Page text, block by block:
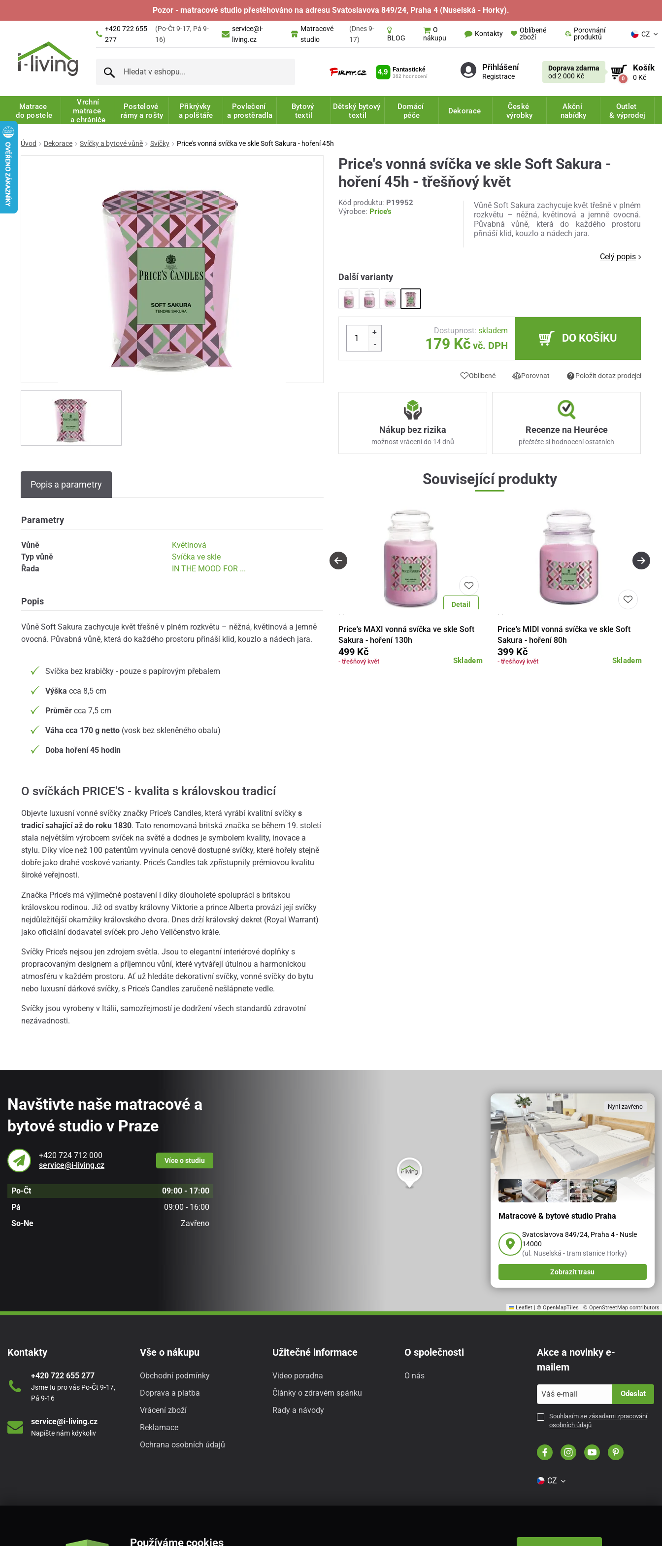
Pozor - matracové studio přestěhováno na adresu Svatoslavova 849/24, Praha 4 (Nuselská - Horky).
+420 722 655
277
(Po-Čt 9-17, Pá 9-
16)
service@i-
living.cz
Matracové
studio
(Dnes 9-
17)
BLOG
O
nákupu
Kontakty
Oblíbené
zboží
Porovnání
produktů
CZ
Přihlášení
Registrace
Doprava zdarma
od 2 000 Kč
0
Košík
0 Kč
Matrace
do postele
Vrchní
matrace
a chrániče
Postelové
rámy a rošty
Přikrývky
a polštáře
Povlečení
a prostěradla
Bytový
textil
Dětský bytový
textil
Domácí
péče
Dekorace
České
výrobky
Akční
nabídky
Outlet
& výprodej
Úvod Dekorace Svíčky a bytové vůně Svíčky Price's vonná svíčka ve skle Soft Sakura - hoření 45h
Popis a parametry
Parametry
Vůně
Květinová
Typ vůně
Svíčka ve skle
Řada
IN THE MOOD FOR ...
Popis
Vůně Soft Sakura zachycuje květ třešně v plném rozkvětu – něžná, květinová a jemně
ovocná. Půvabná vůně, která do každého prostoru přináší klid, kouzlo a nádech jara.
Svíčka bez krabičky - pouze s papírovým přebalem
Výška cca 8,5 cm
Průměrcca 7,5 cm
Váha cca 170 g netto(vosk bez skleněného obalu)
Doba hoření 45 hodin
O svíčkách PRICE'S - kvalita s královskou tradicí
Objevte luxusní vonné svíčky značky Price’s Candles, která vyrábí kvalitní svíčky s
tradicí sahající až do roku 1830. Tato renomovaná britská značka se během 19. století
stala největším výrobcem svíček na světě a dodnes je symbolem kvality, inovace a
stylu. Díky více než 100 patentům vyvinula cenově dostupné svíčky, které hořely stejně
dobře jako drahé voskové varianty. Price’s Candles tak zpřístupnily prémiovou kvalitu
široké veřejnosti.
Značka Price’s má výjimečné postavení i díky dlouholeté spolupráci s britskou
královskou rodinou. Již od svatby královny Viktorie a prince Alberta provází její svíčky
nejdůležitější okamžiky královského dvora. Dnes drží královský dekret (Royal Warrant)
jako oficiální dodavatel svíček pro Jeho Veličenstvo krále.
Svíčky Price’s nejsou jen zdrojem světla. Jsou to elegantní interiérové doplňky s
propracovaným designem a příjemnou vůní, které vytvářejí útulnou a harmonickou
atmosféru v každém prostoru. Ať už hledáte dekorativní svíčky, vonné svíčky do bytu
nebo luxusní dárkové svíčky, s Price’s Candles zaručeně nešlápnete vedle.
Svíčky jsou vyrobeny v Itálii, samozřejmostí je dodržení všech standardů zdravotní
nezávadnosti.
Price's vonná svíčka ve skle Soft Sakura -
hoření 45h - třešňový květ
Kód produktu: P19952
Výrobce: Price’s
Vůně Soft Sakura zachycuje květ třešně v plném
rozkvětu – něžná, květinová a jemně ovocná.
Půvabná vůně, která do každého prostoru
přináší klid, kouzlo a nádech jara.
Celý popis
Další varianty
+
-
Dostupnost: skladem
179 Kč vč. DPH
DO KOŠÍKU
Oblíbené Porovnat Položit dotaz prodejci
Nákup bez rizika
možnost vrácení do 14 dnů
Recenze na Heuréce
přečtěte si hodnocení ostatních
Související produkty
Detail
· ·
Price's MAXI vonná svíčka ve skle Soft
Sakura - hoření 130h
Skladem
499 Kč
- třešňový květ
· ·
Price's MIDI vonná svíčka ve skle Soft
Sakura - hoření 80h
Skladem
399 Kč
- třešňový květ
Leaflet | © OpenMapTiles © OpenStreetMap contributors
Navštivte naše matracové a
bytové studio v Praze
+420 724 712 000
service@i-living.cz
Víceo studiu
Po-Čt
09:00 - 17:00
Pá
09:00 - 16:00
So-Ne
Zavřeno
Nyní zavřeno
Matracové & bytové studio Praha
Svatoslavova 849/24, Praha 4 - Nusle
14000
(ul. Nuselská - tram stanice Horky)
Zobrazit trasu
Kontakty
+420 722 655 277
Jsme tu pro vás Po-Čt 9-17,
Pá 9-16
service@i-living.cz
Napište nám kdykoliv
Vše o nákupu
Obchodní podmínky
Doprava a platba
Vrácení zboží
Reklamace
Ochrana osobních údajů
Užitečné informace
Video poradna
Články o zdravém spánku
Rady a návody
O společnosti
O nás
Akce a novinky e-
mailem
Odeslat
Souhlasím sezásadami zpracování
osobních údajů
CZ
Používáme cookies